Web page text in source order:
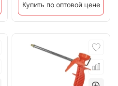
Купить по оптовой цене